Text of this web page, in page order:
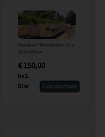
Massieve Eiken Balken (20 x
20 x 420)cm
€150,00
incl.
btw
2 op voorraad